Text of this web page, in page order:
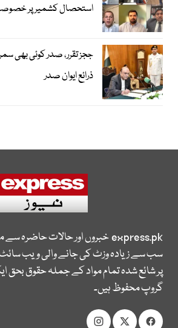
استحصال کشمیر پر خصوصی
ججز تقرر، صدر کوئی بھی
ذرائع ایوان صدر
express.pkخبروں اور حالات حاضرہ سے
سب سے زیادہ وزٹ کی جانے والی ویب
پر شائع شدہ تمام مواد کے جملہ حقوق بحق
گروپ محفوظ ہیں۔